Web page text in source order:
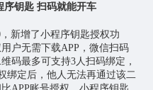
序钥匙 扫码就能开车
新增了小程序钥匙授权功
户无需下载APP，微信扫码
码最多可支持3人扫码绑定，
绑定后，他人无法再通过该二